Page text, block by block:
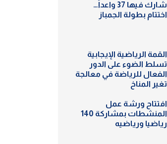
شارك فيها 37 واعداً…
اختتام بطولة الجمباز
القمة الرياضية الإيجابية
تسلط الضوء على الدور
الفعال للرياضة في معالجة
تغير المناخ
افتتاح ورشة عمل
المنشطات بمشاركة 140
رياضيا ورياضيه